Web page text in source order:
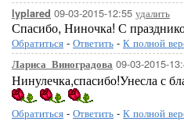
lyplared 09-03-2015-12:55 удалить
Спасибо, Ниночка! С
Обратиться - Ответить - К полной
Лариса_Виноградова 09-03-2015-
Нинулечка,спасибо!Унесла с
Обратиться - Ответить - К полной